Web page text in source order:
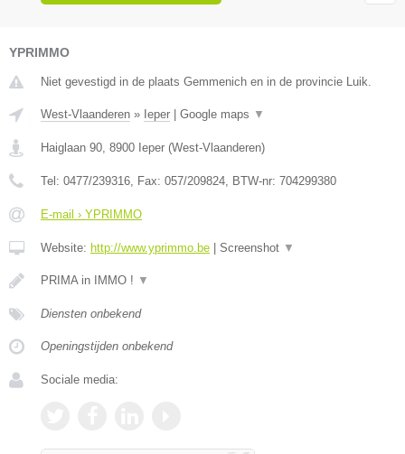
YPRIMMO
Niet gevestigd in de plaats Gemmenich en in de provincie Luik.
West-Vlaanderen » Ieper Google maps ▼
Haiglaan 90, 8900 Ieper (West-Vlaanderen)
Tel: 0477/239316, Fax: 057/209824, BTW-nr: 704299380
E-mail › YPRIMMO
Website: http://www.yprimmo.be Screenshot ▼
PRIMA in IMMO ! ▼
Diensten onbekend
Openingstijden onbekend
Sociale media: